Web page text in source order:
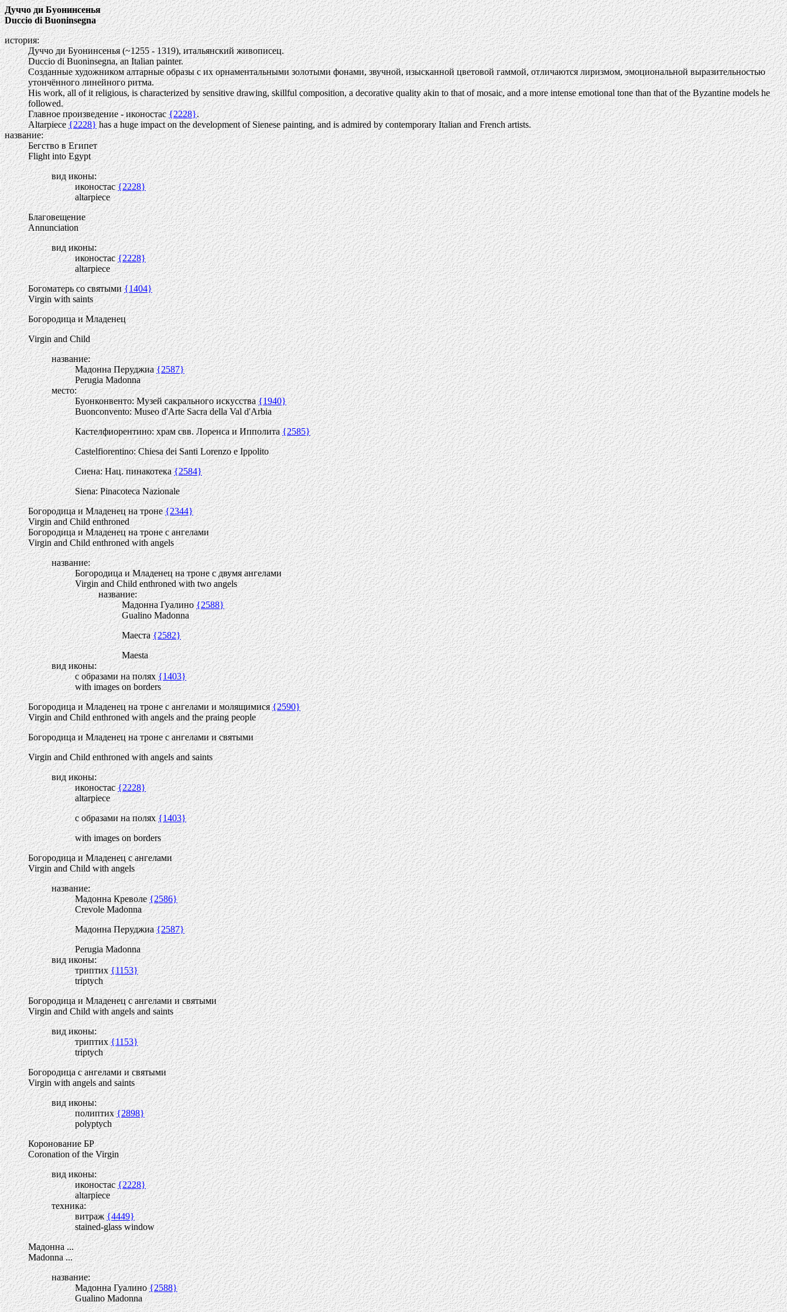
Дуччо ди Буонинсенья
Duccio di Buoninsegna
история:
Дуччо ди Буонинсенья (~1255 - 1319), итальянский живописец.
Duccio di Buoninsegna, an Italian painter.
Созданные художником алтарные образы с их орнаментальными золотыми фонами, звучной, изысканной цветовой гаммой, отличаются лиризмом, эмоциональной выразительностью
утончённого линейного ритма.
His work, all of it religious, is characterized by sensitive drawing, skillful composition, a decorative quality akin to that of mosaic, and a more intense emotional tone than that of the Byzantine models he
followed.
Главное произведение - иконостас{2228}.
Altarpiece{2228}has a huge impact on the development of Sienese painting, and is admired by contemporary Italian and French artists.
название:
Бегство в Египет
Flight into Egypt
вид иконы:
иконостас{2228}
altarpiece
Благовещение
Annunciation
вид иконы:
иконостас{2228}
altarpiece
Богоматерь со святыми{1404}
Virgin with saints
Богородица и Младенец
Virgin and Child
название:
Мадонна Перуджиа{2587}
Perugia Madonna
место:
Буонконвенто: Музей сакрального искусства{1940}
Buonconvento: Museo d'Arte Sacra della Val d'Arbia
Кастелфиорентино: храм свв. Лоренса и Ипполита{2585}
Castelfiorentino: Chiesa dei Santi Lorenzo e Ippolito
Сиена: Нац. пинакотека{2584}
Siena: Pinacoteca Nazionale
Богородица и Младенец на троне{2344}
Virgin and Child enthroned
Богородица и Младенец на троне с ангелами
Virgin and Child enthroned with angels
название:
Богородица и Младенец на троне с двумя ангелами
Virgin and Child enthroned with two angels
название:
Мадонна Гуалино{2588}
Gualino Madonna
Маеста{2582}
Maestа
вид иконы:
с образами на полях{1403}
with images on borders
Богородица и Младенец на троне с ангелами и молящимися{2590}
Virgin and Child enthroned with angels and the praing people
Богородица и Младенец на троне с ангелами и святыми
Virgin and Child enthroned with angels and saints
вид иконы:
иконостас{2228}
altarpiece
с образами на полях{1403}
with images on borders
Богородица и Младенец с ангелами
Virgin and Child with angels
название:
Мадонна Креволе{2586}
Crevole Madonna
Мадонна Перуджиа{2587}
Perugia Madonna
вид иконы:
триптих{1153}
triptych
Богородица и Младенец с ангелами и святыми
Virgin and Child with angels and saints
вид иконы:
триптих{1153}
triptych
Богородица с ангелами и святыми
Virgin with angels and saints
вид иконы:
полиптих{2898}
polyptych
Коронование БР
Coronation of the Virgin
вид иконы:
иконостас{2228}
altarpiece
техника:
витраж{4449}
stained-glass window
Мадонна ...
Madonna ...
название:
Мадонна Гуалино{2588}
Gualino Madonna